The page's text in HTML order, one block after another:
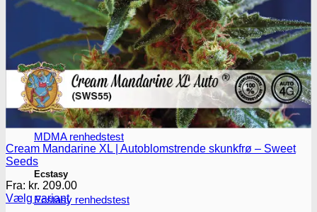
Kokain Tests
Kokain renhedhedstest
Crack renhedhedstest
Kokain blandingsmiddel test
MDMA
MDMA renhedstest
Ecstasy
Ecstasy renhedstest
Cream Mandarine XL | Autoblomstrende skunkfrø – Sweet
Seeds
Fra: kr. 209.00
Vælg variant